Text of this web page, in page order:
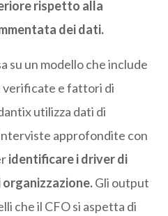
rispetto alla
dei dati.
su un modello che include
verificate e fattori di
utilizza dati di
approfondite con
identificare i driver di
Gli output
che il CFO si aspetta di